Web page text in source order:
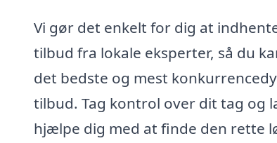
Vi gør det enkelt for dig at
tilbud fra lokale eksperter, så du
det bedste og mest
tilbud. Tag kontrol over dit tag og
hjælpe dig med at finde den rette